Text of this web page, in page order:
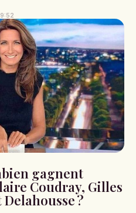
gagnent
Coudray, Gilles
?